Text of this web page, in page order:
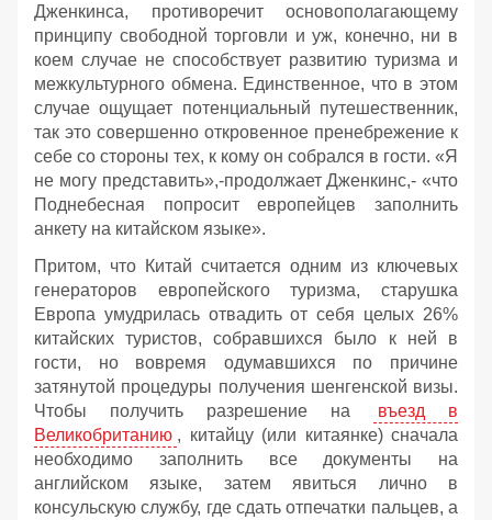
Дженкинса, противоречит основополагающему
принципу свободной торговли и уж, конечно, ни в
коем случае не способствует развитию туризма и
межкультурного обмена. Единственное, что в этом
случае ощущает потенциальный путешественник,
так это совершенно откровенное пренебрежение к
себе со стороны тех, к кому он собрался в гости. «Я
не могу представить»,-продолжает Дженкинс,- «что
Поднебесная попросит европейцев заполнить
анкету на китайском языке».
Притом, что Китай считается одним из ключевых
генераторов европейского туризма, старушка
Европа умудрилась отвадить от себя целых 26%
китайских туристов, собравшихся было к ней в
гости, но вовремя одумавшихся по причине
затянутой процедуры получения шенгенской визы.
Чтобы получить разрешение на
въезд в
Великобританию , китайцу (или китаянке) сначала
необходимо заполнить все документы на
английском языке, затем явиться лично в
консульскую службу, где сдать отпечатки пальцев, а